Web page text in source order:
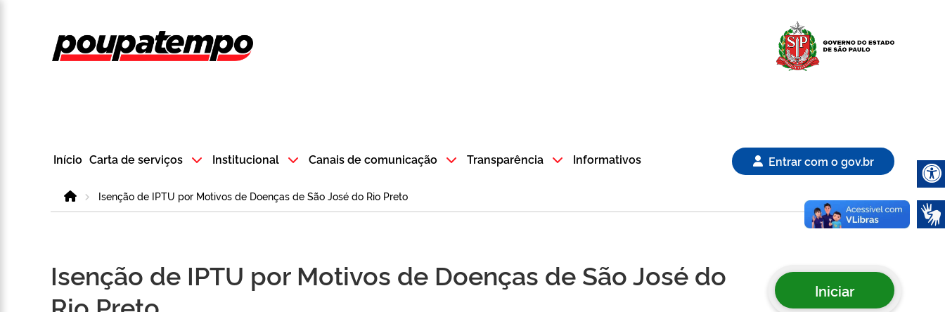
Logo do Poupatempo SP GOV BR direciona para a página inicial
Início Carta de serviços Institucional Canais de comunicação Transparência Informativos Entrar com o gov.br
HomeIsenção de IPTU por Motivos de Doenças de São José do Rio Preto
Isenção de IPTU por Motivos de Doenças de São José do
Iniciar